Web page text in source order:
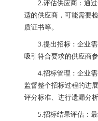
2.评估供应商：通过
适的供应商，可能需要
质证书等。
3.提出招标：企业需
吸引符合要求的供应商参
4.招标管理：企业需
监督整个招标过程的进
评分标准、进行遗漏分析
5.招标结果评估：最